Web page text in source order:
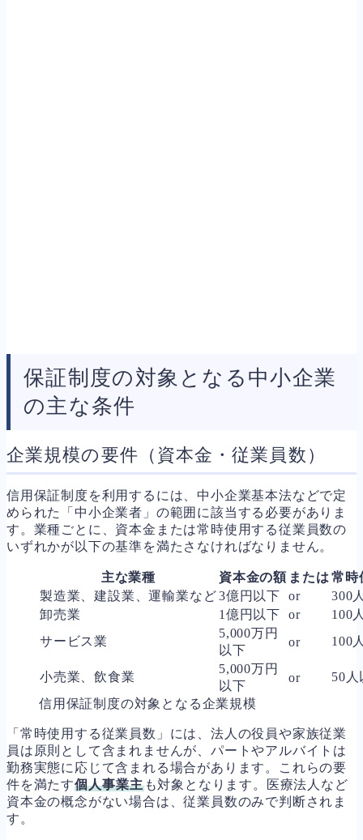
保証制度の対象となる中小企業
の主な条件
企業規模の要件（資本金・従業員数）
信用保証制度を利用するには、中小企業基本法などで定
められた「中小企業者」の範囲に該当する必要がありま
す。業種ごとに、資本金または常時使用する従業員数の
いずれかが以下の基準を満たさなければなりません。
主な業種 資本金の額 または 常時
製造業、建設業、運輸業など3億円以下 or
300
卸売業
1億円以下 or
100
サービス業
5,000万円
以下
or 100
小売業、飲食業
5,000万円
以下
or
50人
信用保証制度の対象となる企業規模
「常時使用する従業員数」には、法人の役員や家族従業
員は原則として含まれませんが、パートやアルバイトは
勤務実態に応じて含まれる場合があります。これらの要
件を満たす個人事業主も対象となります。医療法人など
資本金の概念がない場合は、従業員数のみで判断されま
す。